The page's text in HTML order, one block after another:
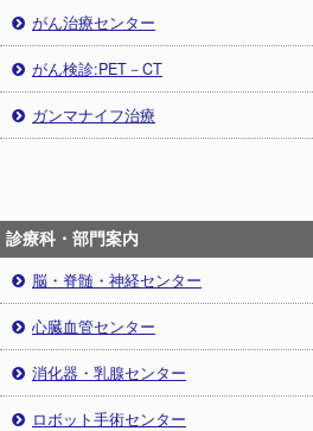
がん治療センター
がん検診:PET－CT
ガンマナイフ治療
診療科・部門案内
脳・脊髄・神経センター
心臓血管センター
消化器・乳腺センター
ロボット手術センター